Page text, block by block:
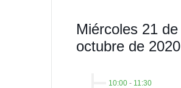
Miércoles 21 de
octubre de 2020
10:00 - 11:30